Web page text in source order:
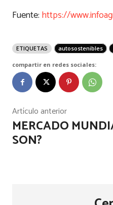
Fuente: https://
ETIQUETAS autosostenibles
compartir en redes sociales:
Artículo anterior
MERCADO
SON?